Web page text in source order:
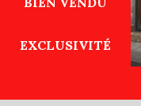
EXCLUSIVITÉ